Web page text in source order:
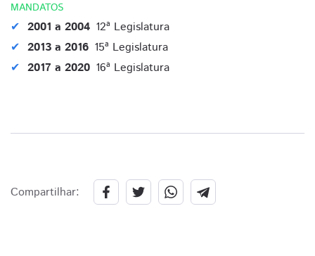
MANDATOS
2001 a 2004 12ª Legislatura
2013 a 2016 15ª Legislatura
2017 a 2020 16ª Legislatura
Compartilhar: